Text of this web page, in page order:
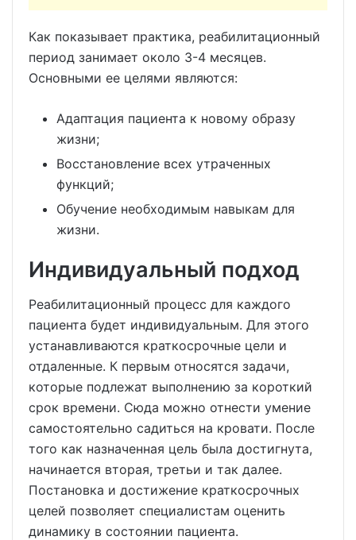
Как показывает практика, реабилитационный
период занимает около 3-4 месяцев.
Основными ее целями являются:
Адаптация пациента к новому образу
жизни;
Восстановление всех утраченных
функций;
Обучение необходимым навыкам для
жизни.
Индивидуальный подход
Реабилитационный процесс для каждого
пациента будет индивидуальным. Для этого
устанавливаются краткосрочные цели и
отдаленные. К первым относятся задачи,
которые подлежат выполнению за короткий
срок времени. Сюда можно отнести умение
самостоятельно садиться на кровати. После
того как назначенная цель была достигнута,
начинается вторая, третьи и так далее.
Постановка и достижение краткосрочных
целей позволяет специалистам оценить
динамику в состоянии пациента.